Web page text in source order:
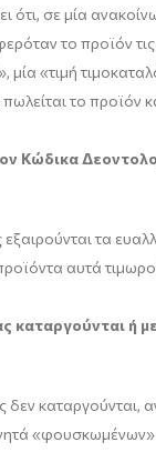
σε μία
το προϊόν
«τιμή
το προϊόν
Κώδικα
τα
αυτά
καταργούνται ή
καταργούνται,